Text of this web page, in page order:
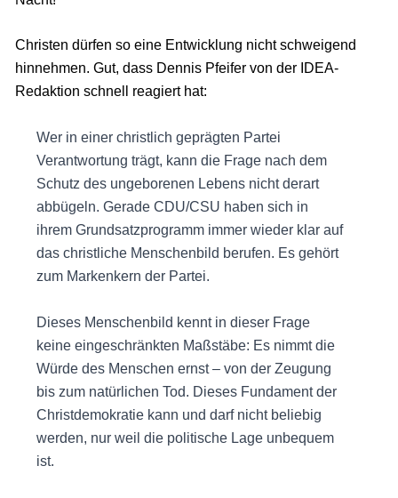
Christen dürfen so eine Entwicklung nicht schweigend
hinnehmen. Gut, dass Dennis Pfeifer von der IDEA-
Redaktion schnell reagiert hat:
Wer in einer christlich geprägten Partei
Verantwortung trägt, kann die Frage nach dem
Schutz des ungeborenen Lebens nicht derart
abbügeln. Gerade CDU/CSU haben sich in
ihrem Grundsatzprogramm immer wieder klar auf
das christliche Menschenbild berufen. Es gehört
zum Markenkern der Partei.
Dieses Menschenbild kennt in dieser Frage
keine eingeschränkten Maßstäbe: Es nimmt die
Würde des Menschen ernst – von der Zeugung
bis zum natürlichen Tod. Dieses Fundament der
Christdemokratie kann und darf nicht beliebig
werden, nur weil die politische Lage unbequem
ist.